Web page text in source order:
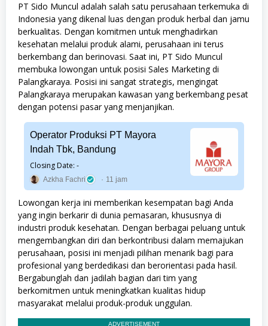
PT Sido Muncul adalah salah satu perusahaan terkemuka di
Indonesia yang dikenal luas dengan produk herbal dan jamu
berkualitas. Dengan komitmen untuk menghadirkan
kesehatan melalui produk alami, perusahaan ini terus
berkembang dan berinovasi. Saat ini, PT Sido Muncul
membuka lowongan untuk posisi Sales Marketing di
Palangkaraya. Posisi ini sangat strategis, mengingat
Palangkaraya merupakan kawasan yang berkembang pesat
dengan potensi pasar yang menjanjikan.
Operator Produksi PT Mayora
Indah Tbk, Bandung
Closing Date: -
Azkha Fachri 11 jam
Lowongan kerja ini memberikan kesempatan bagi Anda
yang ingin berkarir di dunia pemasaran, khususnya di
industri produk kesehatan. Dengan berbagai peluang untuk
mengembangkan diri dan berkontribusi dalam memajukan
perusahaan, posisi ini menjadi pilihan menarik bagi para
profesional yang berdedikasi dan berorientasi pada hasil.
Bergabunglah dan jadilah bagian dari tim yang
berkomitmen untuk meningkatkan kualitas hidup
masyarakat melalui produk-produk unggulan.